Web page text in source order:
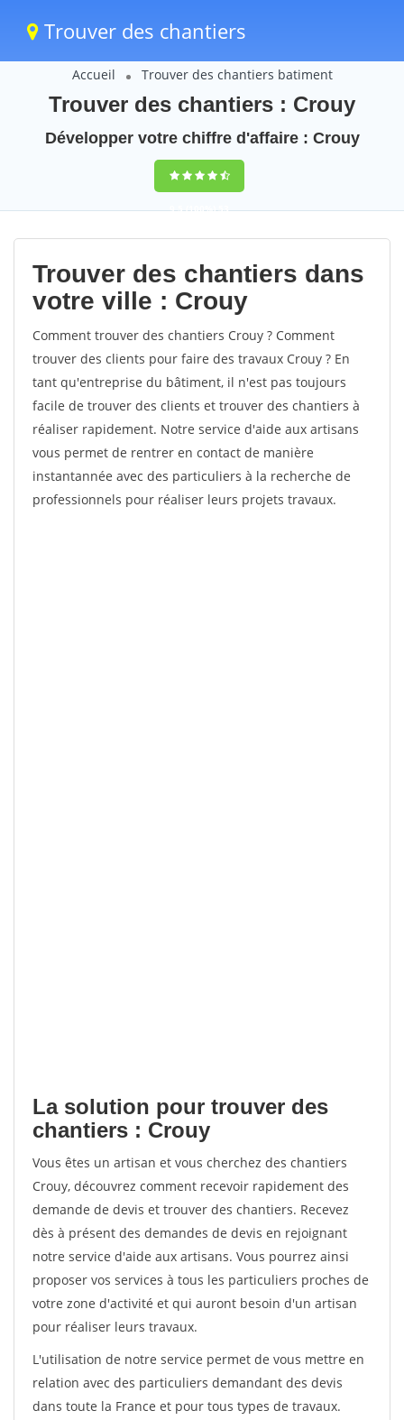
Trouver des chantiers
Accueil Trouver des chantiers batiment
Trouver des chantiers : Crouy
Développer votre chiffre d'affaire : Crouy
9,5(100%)53
votes
Trouver des chantiers dans
votre ville : Crouy
Comment trouver des chantiers Crouy ? Comment
trouver des clients pour faire des travaux Crouy ? En
tant qu'entreprise du bâtiment, il n'est pas toujours
facile de trouver des clients et trouver des chantiers à
réaliser rapidement. Notre service d'aide aux artisans
vous permet de rentrer en contact de manière
instantannée avec des particuliers à la recherche de
professionnels pour réaliser leurs projets travaux.
La solution pour trouver des
chantiers : Crouy
Vous êtes un artisan et vous cherchez des chantiers
Crouy, découvrez comment recevoir rapidement des
demande de devis et trouver des chantiers. Recevez
dès à présent des demandes de devis en rejoignant
notre service d'aide aux artisans. Vous pourrez ainsi
proposer vos services à tous les particuliers proches de
votre zone d'activité et qui auront besoin d'un artisan
pour réaliser leurs travaux.
L'utilisation de notre service permet de vous mettre en
relation avec des particuliers demandant des devis
dans toute la France et pour tous types de travaux.